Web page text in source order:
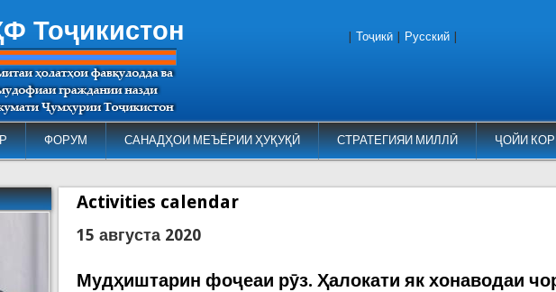
Тоҷикистон
ФОРУМ САНАДҲОИ МЕЪЁРИИ ҲУҚУҚӢ СТРАТЕГИЯИ МИЛЛӢ ҶОЙИ
Тоҷикӣ Русский
Activities calendar
15 августа 2020
Мудҳиштарин фоҷеаи рӯз. Ҳалокати як хонаводаи